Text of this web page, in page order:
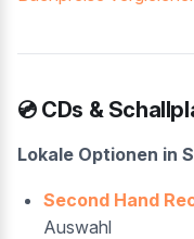
💿 CDs &
Lokale Optionen in
Second Hand
Auswahl